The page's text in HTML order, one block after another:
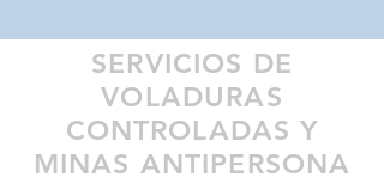
SERVICIOS DE
VOLADURAS
CONTROLADAS Y
MINAS ANTIPERSONA